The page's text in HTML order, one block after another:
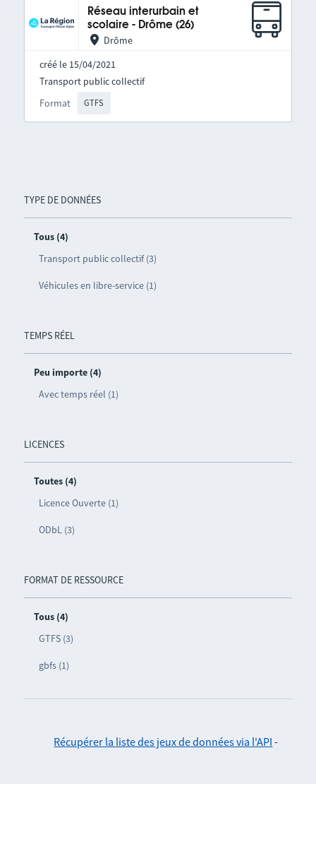
TYPE DE DONNÉES
Tous (4)
Transport public collectif (3)
Véhicules en libre-service (1)
TEMPS RÉEL
Peu importe (4)
Avec temps réel (1)
LICENCES
Toutes (4)
Licence Ouverte (1)
ODbL (3)
FORMAT DE RESSOURCE
Tous (4)
GTFS (3)
gbfs (1)
Réseau interurbain et
scolaire - Drôme (26)
Drôme
créé le 15/04/2021
Format GTFS
Transport public collectif
Récupérer la liste des jeux de données via l'API -